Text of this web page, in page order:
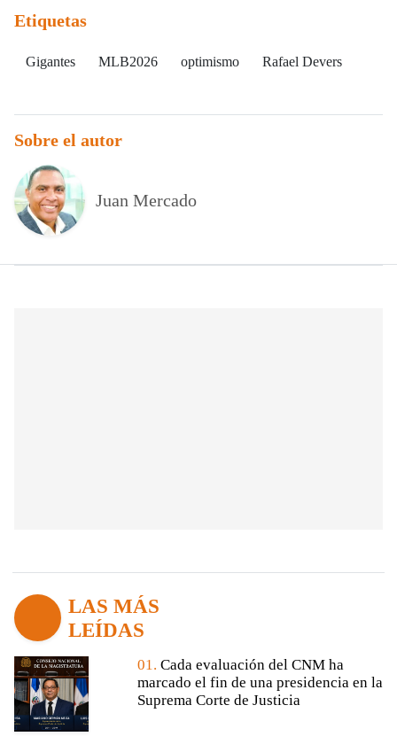
Etiquetas
Gigantes MLB2026 optimismo Rafael Devers
Sobre el autor
Juan Mercado
LAS MÁS
LEÍDAS
01. Cada evaluación del CNM ha
marcado el fin de una presidencia en la
Suprema Corte de Justicia